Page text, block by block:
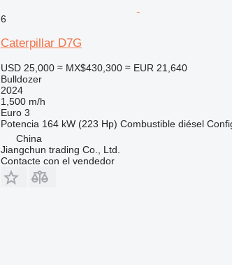
6
Caterpillar D7G
USD 25,000 ≈ MX$430,300 ≈ EUR 21,640
Bulldozer
2024
1,500 m/h
Euro 3
Potencia 164 kW (223 Hp) Combustible diésel
China
Jiangchun trading Co., Ltd.
Contacte con el vendedor